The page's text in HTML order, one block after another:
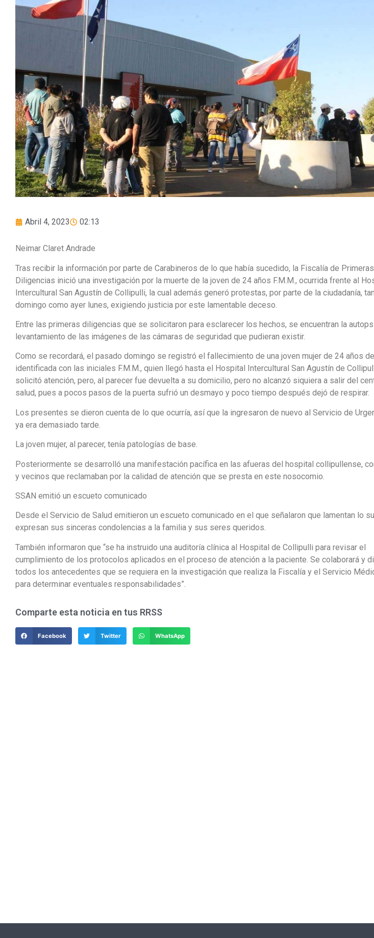
Abril 4, 2023 02:13
Neimar Claret Andrade
Tras recibir la información por parte de Carabineros de lo que había sucedido, la Fiscalía de Primeras
Diligencias inició una investigación por la muerte de la joven de 24 años F.M.M., ocurrida frente al
Intercultural San Agustín de Collipulli, la cual además generó protestas, por parte de la ciudadanía,
domingo como ayer lunes, exigiendo justicia por este lamentable deceso.
Entre las primeras diligencias que se solicitaron para esclarecer los hechos, se encuentran la
levantamiento de las imágenes de las cámaras de seguridad que pudieran existir.
Como se recordará, el pasado domingo se registró el fallecimiento de una joven mujer de 24 años
identificada con las iniciales F.M.M., quien llegó hasta el Hospital Intercultural San Agustín de
solicitó atención, pero, al parecer fue devuelta a su domicilio, pero no alcanzó siquiera a salir del
salud, pues a pocos pasos de la puerta sufrió un desmayo y poco tiempo después dejó de respirar.
Los presentes se dieron cuenta de lo que ocurría, así que la ingresaron de nuevo al Servicio de
ya era demasiado tarde.
La joven mujer, al parecer, tenía patologías de base.
Posteriormente se desarrolló una manifestación pacífica en las afueras del hospital collipullense,
y vecinos que reclamaban por la calidad de atención que se presta en este nosocomio.
SSAN emitió un escueto comunicado
Desde el Servicio de Salud emitieron un escueto comunicado en el que señalaron que lamentan lo
expresan sus sinceras condolencias a la familia y sus seres queridos.
También informaron que “se ha instruido una auditoría clínica al Hospital de Collipulli para revisar el
cumplimiento de los protocolos aplicados en el proceso de atención a la paciente. Se colaborará y
todos los antecedentes que se requiera en la investigación que realiza la Fiscalía y el Servicio
para determinar eventuales responsabilidades”.
Comparte esta noticia en tus RRSS
Facebook Twitter WhatsApp